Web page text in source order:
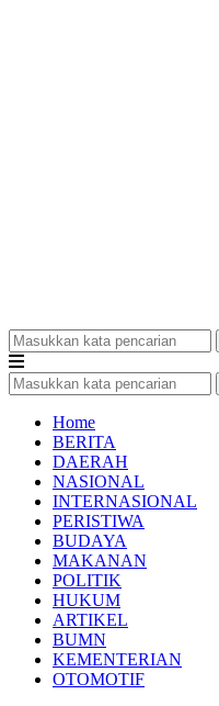
Home
BERITA
DAERAH
NASIONAL
INTERNASIONAL
PERISTIWA
BUDAYA
MAKANAN
POLITIK
HUKUM
ARTIKEL
BUMN
KEMENTERIAN
OTOMOTIF